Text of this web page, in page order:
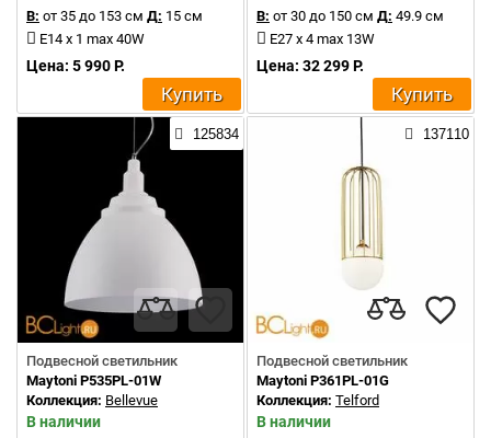
В: от 35 до 153 см Д: 15 см
E14 x 1 max 40W
Цена: 5 990 Р.
Купить
В: от 30 до 150 см Д: 49.9 см
E27 x 4 max 13W
Цена: 32 299 Р.
Купить
125834
Подвесной светильник
Maytoni P535PL-01W
Коллекция: Bellevue
В наличии
137110
Подвесной светильник
Maytoni P361PL-01G
Коллекция: Telford
В наличии